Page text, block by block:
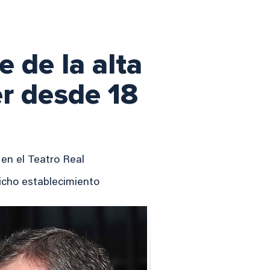
de la alta
desde 18
el Teatro Real
establecimiento